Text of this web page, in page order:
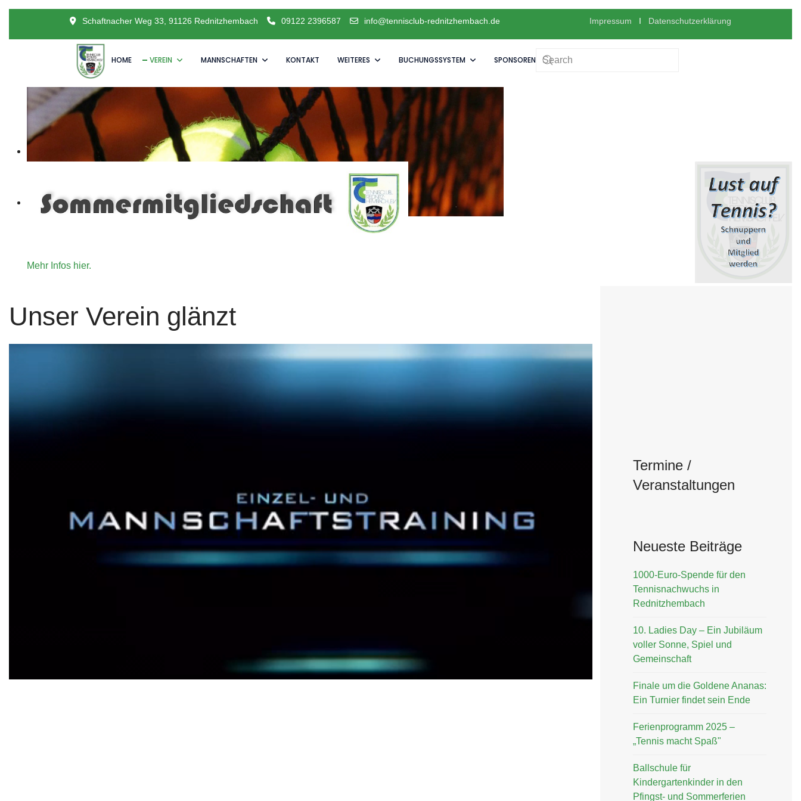
Schaftnacher Weg 33, 91126 Rednitzhembach 09122 2396587 info@tennisclub-rednitzhembach.de Impressum I Datenschutzerklärung
HOME VEREIN MANNSCHAFTEN KONTAKT WEITERES BUCHUNGSSYSTEM SPONSOREN
Mehr Infos hier.
Unser Verein glänzt
Termine /
Veranstaltungen
Neueste Beiträge
1000-Euro-Spende für den
Tennisnachwuchs in
Rednitzhembach
10. Ladies Day – Ein Jubiläum
voller Sonne, Spiel und
Gemeinschaft
Finale um die Goldene Ananas:
Ein Turnier findet sein Ende
Ferienprogramm 2025 –
„Tennis macht Spaß"
Ballschule für
Kindergartenkinder in den
Pfingst- und Sommerferien